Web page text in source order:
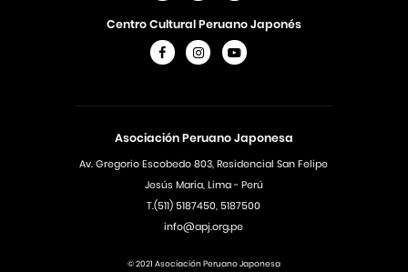
Asociación Peruano Japonesa
Av. Gregorio Escobedo 803, Residencial San Felipe
Jesús Maria, Lima - Perú
T.(511) 5187450, 5187500
info@apj.org.pe
Centro Cultural Peruano Japonés
© 2021 Asociación Peruano Japonesa